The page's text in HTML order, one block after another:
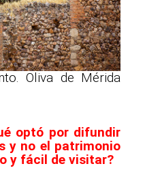
Oliva de Mérida
optó por difundir
y no el patrimonio
y fácil de visitar?